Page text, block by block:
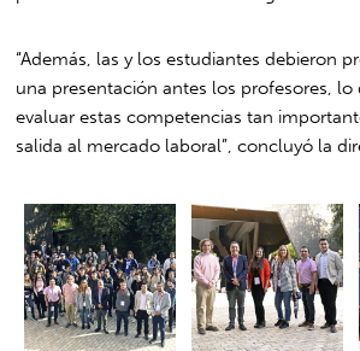
“Además, las y los estudiantes debieron
una presentación antes los profesores,
evaluar estas competencias tan
salida al mercado laboral”, concluyó la